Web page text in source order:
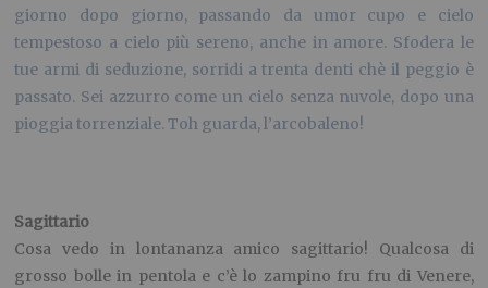
giorno dopo giorno, passando da umor cupo e cielo
tempestoso a cielo più sereno, anche in amore. Sfodera le
tue armi di seduzione, sorridi a trenta denti chè il peggio è
passato. Sei azzurro come un cielo senza nuvole, dopo una
pioggia torrenziale. Toh guarda, l’arcobaleno!
Sagittario
Cosa vedo in lontananza amico sagittario! Qualcosa di
grosso bolle in pentola e c’è lo zampino fru fru di Venere,